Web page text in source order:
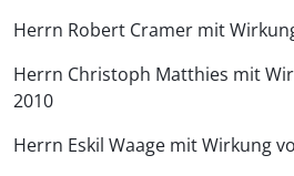
Herrn Robert Cramer mit
Herrn Christoph Matthies mit
2010
Herrn Eskil Waage mit Wirkung